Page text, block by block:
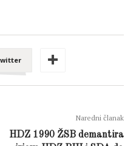
Naredni članak
HDZ 1990 ŽSB demantira